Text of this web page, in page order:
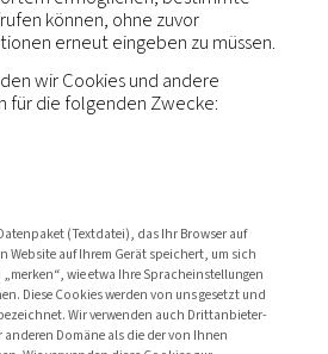
verwendet werden, können
Die von Ihnen
um eine Reihe von
Inhalte oder Funktionen der